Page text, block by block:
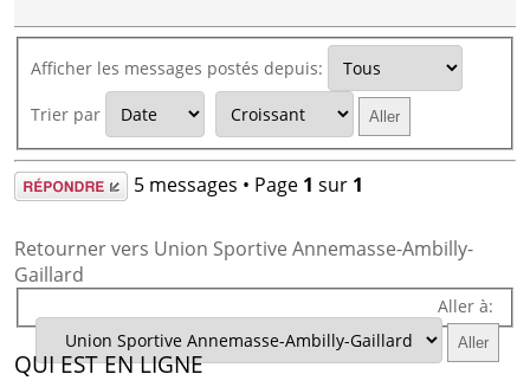
Afficher les messages postés depuis:
Trier par
Répondre 5 messages • Page 1 sur 1
Retourner vers Union Sportive Annemasse-Ambilly-
Gaillard
Aller à:
QUI EST EN LIGNE